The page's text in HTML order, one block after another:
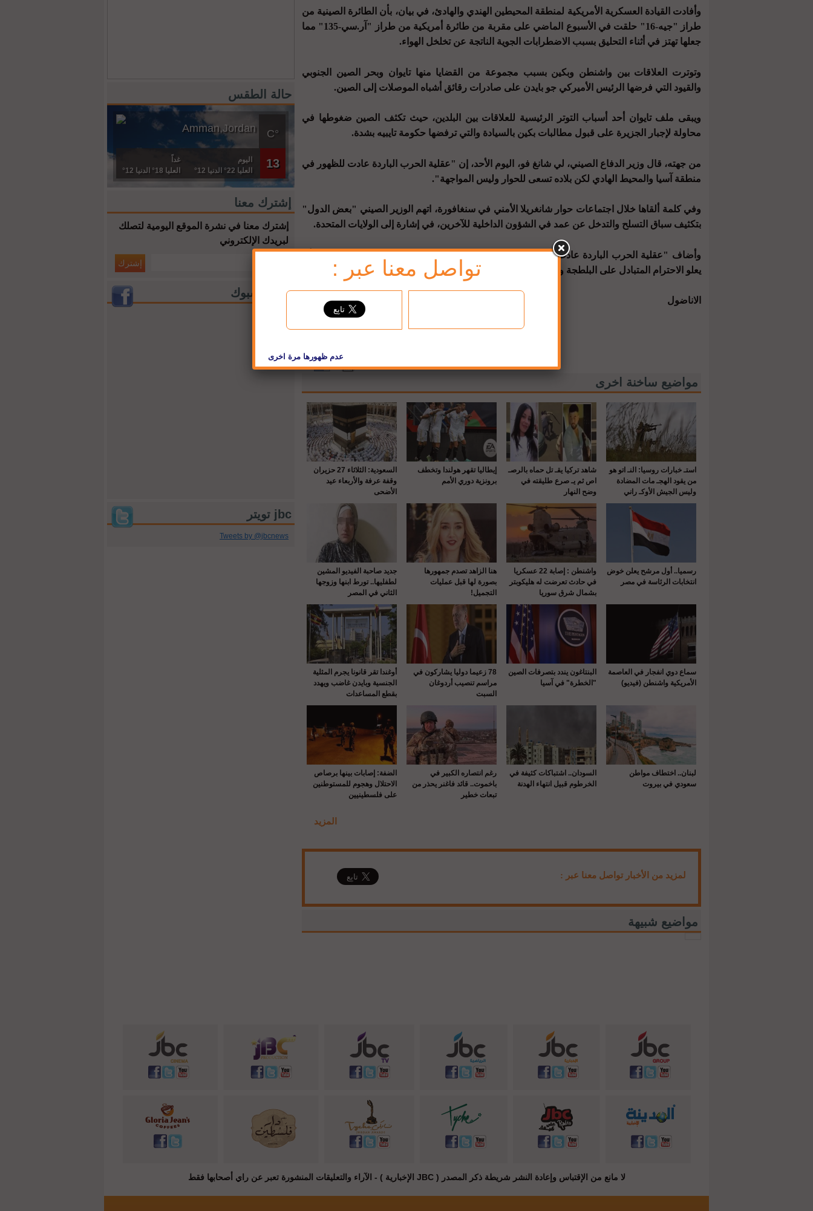
حالة الطقس
°C
Amman,Jordan
13
اليوم
العليا 22° الدنيا 12°
غداً
العليا 18° الدنيا 12°
إشترك معنا
إشترك معنا في نشرة الموقع اليومية لتصلك
لبريدك الإلكتروني
jbc فيسبوك
jbc تويتر
Tweets by @jbcnews
وأفادت القيادة العسكرية الأمريكية لمنطقة المحيطين الهندي والهادئ، في بيان، بأن الطائرة الصينية من
طراز "جيه-16" حلقت في الأسبوع الماضي على مقربة من طائرة أمريكية من طراز "آر.سي-135" مما
جعلها تهتز في أثناء التحليق بسبب الاضطرابات الجوية الناتجة عن تخلخل الهواء.
وتوترت العلاقات بين واشنطن وبكين بسبب مجموعة من القضايا منها تايوان وبحر الصين الجنوبي
والقيود التي فرضها الرئيس الأميركي جو بايدن على صادرات رقائق أشباه الموصلات إلى الصين.
ويبقى ملف تايوان أحد أسباب التوتر الرئيسية للعلاقات بين البلدين، حيث تكثف الصين ضغوطها في
محاولة لإجبار الجزيرة على قبول مطالبات بكين بالسيادة والتي ترفضها حكومة تايبيه بشدة.
من جهته، قال وزير الدفاع الصيني، لي شانغ فو، اليوم الأحد، إن "عقلية الحرب الباردة عادت للظهور في
منطقة آسيا والمحيط الهادي لكن بلاده تسعى للحوار وليس المواجهة".
وفي كلمة ألقاها خلال اجتماعات حوار شانغريلا الأمني في سنغافورة، اتهم الوزير الصيني "بعض الدول"
بتكثيف سباق التسلح والتدخل عن عمد في الشؤون الداخلية للآخرين، في إشارة إلى الولايات المتحدة.
وأضاف "عقلية الحرب الباردة عادت للظهور الآن، مما يزيد من المخاطر الأمنية بشكل كبير.. يجب أن
يعلو الاحترام المتبادل على البلطجة والهيمنة".
الاناضول
مواضيع ساخنة اخرى
استـ خبارات روسيا: النـ اتو هو
من يقود الهجـ مات المضادة
وليس الجيش الأوكـ راني
شاهد تركيا يقـ تل حماه بالرصـ
اص ثم يـ صرع طليقته في
وضح النهار
إيطاليا تقهر هولندا وتخطف
برونزية دوري الأمم
السعودية: الثلاثاء 27 حزيران
وقفة عرفة والأربعاء عيد
الأضحى
رسميا.. أول مرشح يعلن خوض
انتخابات الرئاسة في مصر
واشنطن : إصابة 22 عسكريا
في حادث تعرضت له هليكوبتر
بشمال شرق سوريا
هنا الزاهد تصدم جمهورها
بصورة لها قبل عمليات
التجميل!
جديد صاحبة الفيديو المشين
لطفليها.. تورط ابنها وزوجها
الثاني في المصر
سماع دوي انفجار في العاصمة
الأمريكية واشنطن (فيديو)
البنتاغون يندد بتصرفات الصين
"الخطرة" في آسيا
78 زعيما دوليا يشاركون في
مراسم تنصيب أردوغان
السبت
أوغندا تقر قانونا يجرم المثلية
الجنسية وبايدن غاضب ويهدد
بقطع المساعدات
لبنان.. اختطاف مواطن
سعودي في بيروت
السودان.. اشتباكات كثيفة في
الخرطوم قبيل انتهاء الهدنة
رغم انتصاره الكبير في
باخموت.. قائد فاغنر يحذر من
تبعات خطير
الضفة: إصابات بينها برصاص
الاحتلال وهجوم للمستوطنين
على فلسطينيين
المزيد
لمزيد من الأخبار تواصل معنا عبر :
مواضيع شبيهة
لا مانع من الإقتباس وإعادة النشر شريطة ذكر المصدر ( JBC الإخبارية ) - الآراء والتعليقات المنشورة تعبر عن راي أصحابها فقط
تواصل معنا عبر :